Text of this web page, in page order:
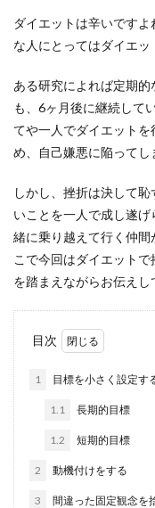
ダイエットは辛いです
な人にとってはダイエッ
ある研究によれば定期
も、6ヶ月後に継続して
てや一人でダイエット
め、自己嫌悪に陥ってし
しかし、挫折は決して
いことを一人で成し遂
緒に乗り越えて行く仲
こで今回はダイエット
を踏まえながらお伝えし
目次
1 目標を小さく設定す
1.1 長期的目標
1.2 短期的目標
2 動機付けをする
3 間違った固定観念を